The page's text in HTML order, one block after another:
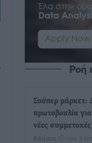
Ροή
Σούπερ μάρκετ:
πρωτοβουλία για
νέες συμμετοχές
Ειδήσεις πριν 3